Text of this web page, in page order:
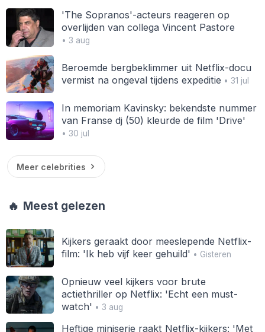
'The Sopranos'-acteurs reageren op
overlijden van collega Vincent Pastore
• 3 aug
Beroemde bergbeklimmer uit Netflix-docu
vermist na ongeval tijdens expeditie • 31 jul
In memoriam Kavinsky: bekendste nummer
van Franse dj (50) kleurde de film 'Drive'
• 30 jul
Meer celebrities
🔥 Meest gelezen
Kijkers geraakt door meeslepende Netflix-
film: 'Ik heb vijf keer gehuild' • Gisteren
Opnieuw veel kijkers voor brute
actiethriller op Netflix: 'Echt een must-
watch' • 3 aug
Heftige miniserie raakt Netflix-kijkers: 'Met